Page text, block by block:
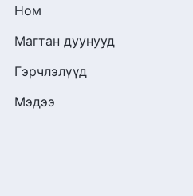
Ном
Магтан дуунууд
Гэрчлэлүүд
Мэдээ